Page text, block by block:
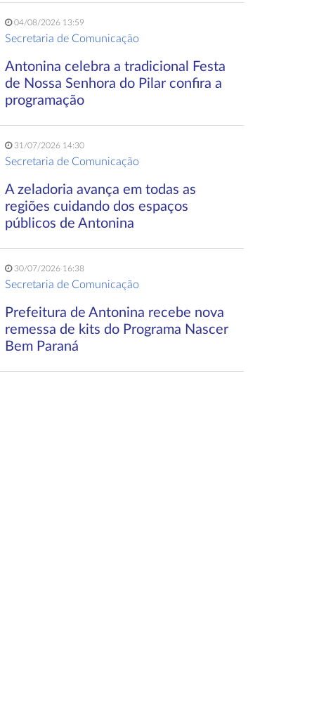
04/08/2026 13:59
Secretaria de Comunicação
Antonina celebra a tradicional Festa
de Nossa Senhora do Pilar confira a
programação
31/07/2026 14:30
Secretaria de Comunicação
A zeladoria avança em todas as
regiões cuidando dos espaços
públicos de Antonina
30/07/2026 16:38
Secretaria de Comunicação
Prefeitura de Antonina recebe nova
remessa de kits do Programa Nascer
Bem Paraná